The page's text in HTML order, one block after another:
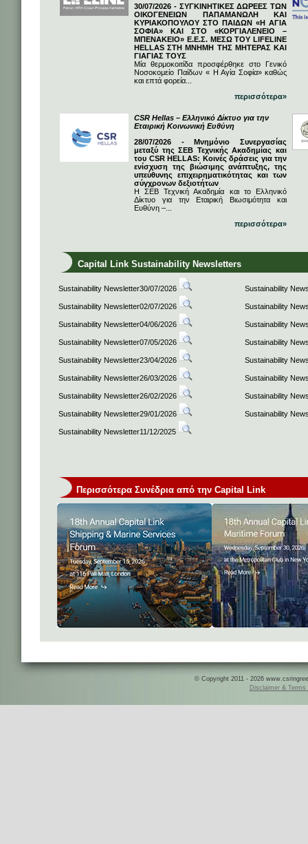
30/07/2026 - ΣΥΓΚΙΝΗΤΙΚΕΣ ΔΩΡΕΕΣ ΤΩΝ
ΟΙΚΟΓΕΝΕΙΩΝ ΠΑΠΑΜΑΝΩΛΗ ΚΑΙ
ΚΥΡΙΑΚΟΠΟΥΛΟΥ ΣΤΟ ΠΑΙΔΩΝ «Η ΑΓΙΑ
ΣΟΦΙΑ» ΚΑΙ ΣΤΟ «ΚΟΡΓΙΑΛΕΝΕΙΟ –
ΜΠΕΝΑΚΕΙΟ» Ε.Ε.Σ. ΜΕΣΩ ΤΟΥ LIFELINE
HELLAS ΣΤΗ ΜΝΗΜΗ ΤΗΣ ΜΗΤΕΡΑΣ ΚΑΙ
ΓΙΑΓΙΑΣ ΤΟΥΣ
Μία θερμοκοιτίδα προσφέρθηκε στο Γενικό
Νοσοκομείο Παίδων « Η Αγία Σοφία» καθώς
και επτά φορεία...
περισσότερα»
CSR Hellas – Ελληνικό Δίκτυο για την
Εταιρική Κοινωνική Ευθύνη
28/07/2026 - Μνημόνιο Συνεργασίας
μεταξύ της ΣΕΒ Τεχνικής Ακαδημίας και
του CSR HELLAS: Κοινές δράσεις για την
ενίσχυση της βιώσιμης ανάπτυξης, της
υπεύθυνης επιχειρηματικότητας και των
σύγχρονων δεξιοτήτων
Η ΣΕΒ Τεχνική Ακαδημία και το Ελληνικό
Δίκτυο για την Εταιρική Βιωσιμότητα και
Ευθύνη –...
περισσότερα»
Capital Link Sustainability Newsletters
Sustainability Newsletter30/07/2026 Sustainability
Sustainability Newsletter02/07/2026 Sustainability
Sustainability Newsletter04/06/2026 Sustainability
Sustainability Newsletter07/05/2026 Sustainability
Sustainability Newsletter23/04/2026 Sustainability
Sustainability Newsletter26/03/2026 Sustainability
Sustainability Newsletter26/02/2026 Sustainability
Sustainability Newsletter29/01/2026 Sustainability
Sustainability Newsletter11/12/2025
Περισσότερα Συνέδρια από την Capital Link
© Copyright 2011 - 2026
Disclaimer & Terms